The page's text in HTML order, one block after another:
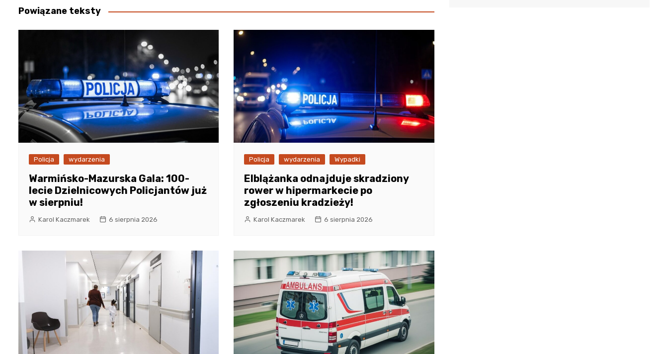
Powiązane teksty
Policja wydarzenia
Warmińsko-Mazurska Gala: 100-
lecie Dzielnicowych Policjantów już
w sierpniu!
Karol Kaczmarek 6 sierpnia 2026
Policja wydarzenia Wypadki
Elblążanka odnajduje skradziony
rower w hipermarkecie po
zgłoszeniu kradzieży!
Karol Kaczmarek 6 sierpnia 2026